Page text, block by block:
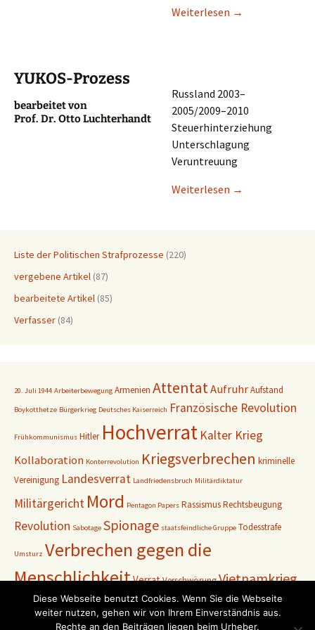
Weiter­le­sen →
YUKOS-Prozess
bearbei­tet von
Prof. Dr. Otto Luchterhandt
Russland 2003–
2005/2009–2010
Steuerhinterziehung
Unterschlagung
Veruntreuung
Weiter­le­sen →
Liste der Politischen Strafprozesse (220)
vergebene Artikel (87)
bearbeitete Artikel (85)
Verfasser (84)
20. Juli 1944 Arbeiterbewegung Armenien AttentatAufruhrAufstand
Boykotthetze Bürgerkrieg Deutsches Kaiserreich Französische Revolution
Frühkommunismus Hitler Hochverrat Kalter Krieg
Kollaboration Konterrevolution Kriegsverbrechen kriminelle
Vereinigung Landesverrat Landfriedensbruch Militärdiktatur
Militärgericht Mord Pentagon Papers RassismusRechtsbeugung
Revolution Sabotage Spionage staatsfeindliche Gruppe Todesstrafe
Umsturz Verbrechen gegen die
MenschlichkeitVerratVerschwörungVietnamkrieg
Volksgerichtshof Vormärz Weimarer RepublikZweiter
Weltkrieg
Diese Webseite benutzt Cookies. Wenn Sie die Webseite
weiter nutzen, gehen wir von Ihrem Einverständnis aus.
Rechte an den Beiträgen liegen beim Urheber.